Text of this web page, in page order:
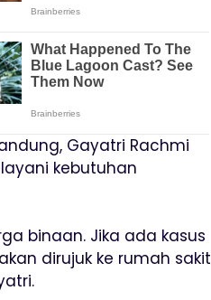
Gayatri Rachmi
kebutuhan
binaan. Jika ada kasus
dirujuk ke rumah sakit